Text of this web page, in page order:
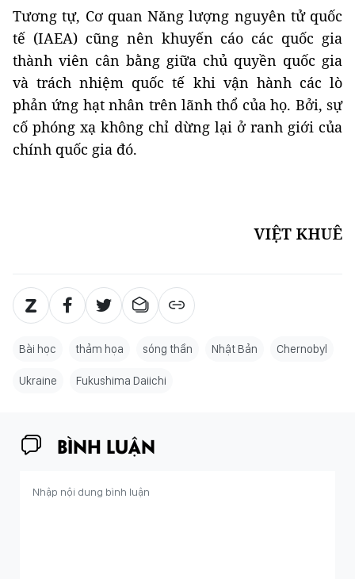
Tương tự, Cơ quan Năng lượng nguyên tử quốc
tế (IAEA) cũng nên khuyến cáo các quốc gia
thành viên cân bằng giữa chủ quyền quốc gia
và trách nhiệm quốc tế khi vận hành các lò
phản ứng hạt nhân trên lãnh thổ của họ. Bởi, sự
cố phóng xạ không chỉ dừng lại ở ranh giới của
chính quốc gia đó.
VIỆT KHUÊ
Bài học thảm họa sóng thần Nhật Bản Chernobyl
Ukraine Fukushima Daiichi
BÌNH LUẬN